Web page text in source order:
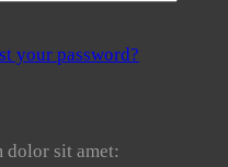
your password?
dolor sit amet: